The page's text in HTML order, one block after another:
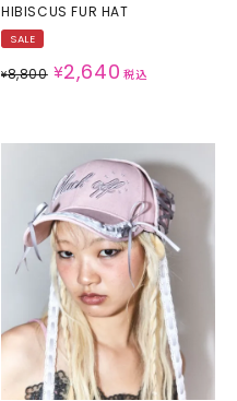
HIBISCUS FUR HAT
SALE
¥8,800 ¥2,640 税込